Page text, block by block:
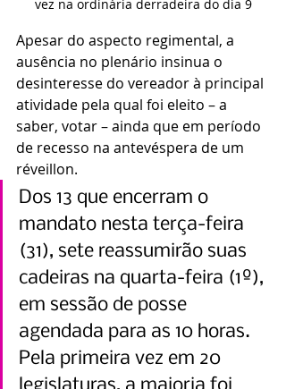
vez na ordinária derradeira do dia 9
Apesar do aspecto regimental, a
ausência no plenário insinua o
desinteresse do vereador à principal
atividade pela qual foi eleito – a
saber, votar – ainda que em período
de recesso na antevéspera de um
réveillon.
Dos 13 que encerram o
mandato nesta terça-feira
(31), sete reassumirão suas
cadeiras na quarta-feira (1º),
em sessão de posse
agendada para as 10 horas.
Pela primeira vez em 20